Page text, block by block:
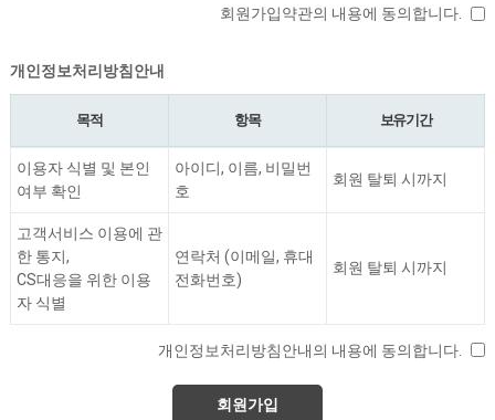
회원가입약관의 내용에 동의합니다.
개인정보처리방침안내
목적 항목 보유기간
이용자 식별 및 본인
여부 확인
아이디, 이름, 비밀번
호
회원 탈퇴 시까지
고객서비스 이용에 관
한 통지,
CS대응을 위한 이용
자 식별
연락처 (이메일, 휴대
전화번호)
회원 탈퇴 시까지
개인정보처리방침안내의 내용에 동의합니다.